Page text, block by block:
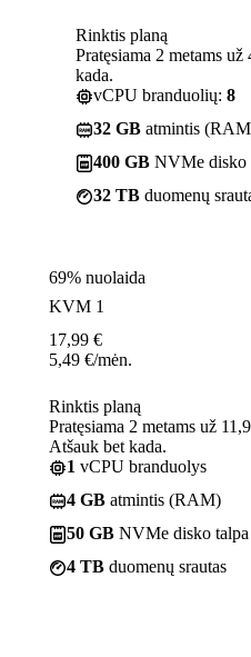
Rinktis planą
Pratęsiama 2 metams
kada.
vCPU branduolių: 8
32 GB atmintis
400 GB NVMe disko
32 TB duomenų
69% nuolaida
KVM 1
17,99 €
5,49 €/mėn.
Rinktis planą
Pratęsiama 2 metams už
Atšauk bet kada.
1 vCPU branduolys
4 GB atmintis (RAM)
50 GB NVMe disko talpa
4 TB duomenų srautas